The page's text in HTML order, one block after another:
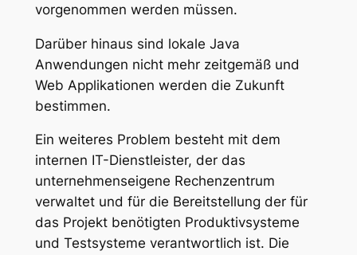
vorgenommen werden müssen.
Darüber hinaus sind lokale Java
Anwendungen nicht mehr zeitgemäß und
Web Applikationen werden die Zukunft
bestimmen.
Ein weiteres Problem besteht mit dem
internen IT-Dienstleister, der das
unternehmenseigene Rechenzentrum
verwaltet und für die Bereitstellung der für
das Projekt benötigten Produktivsysteme
und Testsysteme verantwortlich ist. Die